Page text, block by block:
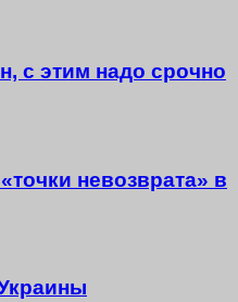
с этим надо срочно
невозврата» в